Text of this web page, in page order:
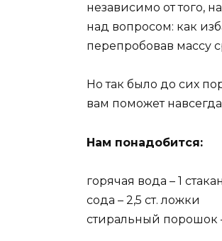
независимо от того,
над вопросом: как
перепробовав массу
Но так было до сих
вам поможет
Нам понадобится:
горячая вода – 1 стакан
сода – 2,5 ст. ложки
стиральный порошок –